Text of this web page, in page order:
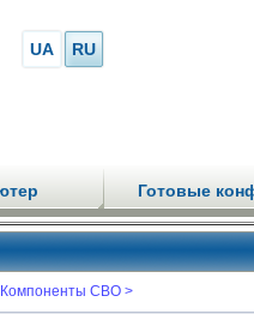
UA RU
Готовые
Компоненты СВО >